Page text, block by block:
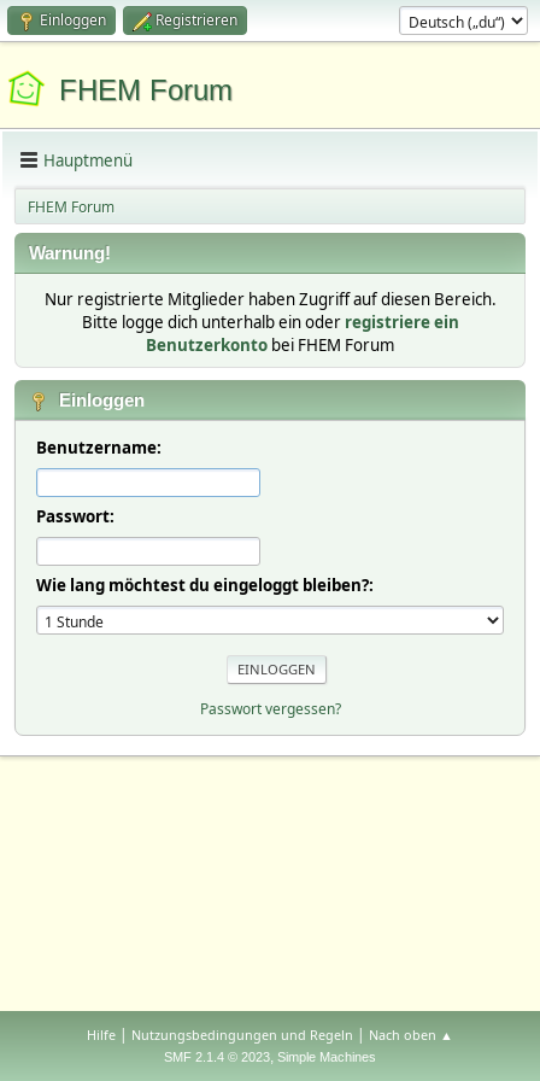
Einloggen Registrieren
FHEM Forum
Hauptmenü
FHEM Forum
Warnung!
Nur registrierte Mitglieder haben Zugriff auf diesen Bereich.
Bitte logge dich unterhalb ein oder registriere ein
Benutzerkonto bei FHEM Forum
Einloggen
Benutzername:
Passwort:
Wie lang möchtest du eingeloggt bleiben?:
Passwort vergessen?
Hilfe | Nutzungsbedingungen und Regeln | Nach oben ▲
SMF 2.1.4 © 2023, Simple Machines